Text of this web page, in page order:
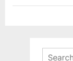
Search